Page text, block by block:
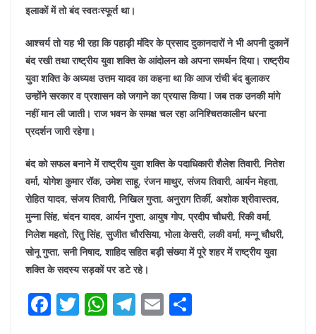
इलाकों में तो बंद स्वतःस्फूर्त था।
आश्चर्य तो यह भी रहा कि पहाड़ी मंदिर के प्रसाद दुकानदारों ने भी अपनी दुकानें
बंद रखी तथा राष्ट्रीय युवा शक्ति के आंदोलन को अपना समर्थन दिया।राष्ट्रीय
युवा शक्ति के अध्यक्ष उत्तम यादव का कहना था कि आज रांची बंद बुलाकर
उन्होंने सरकार व प्रशासन को जगाने का प्रयास किया l जब तक उनकी मांगे
नहीं मान ली जाती। राज भवन के समक्ष चल रहा अनिश्चितकालीन धरना
प्रदर्शन जारी रहेगा।
बंद को सफल बनाने में राष्ट्रीय युवा शक्ति के पदाधिकारी शैलेश तिवारी, नितेश
वर्मा, योगेश कुमार रॉक, उमेश साहू, रंजन माथुर, संजय तिवारी, आर्यन मेहता,
रोहित यादव, संजय तिवारी, निखिल गुप्ता, अनुराग तिर्की, अशोक श्रीवास्तव,
मुन्ना सिंह, चंदन यादव, आर्यन गुप्ता, आयुष गोप, प्रदीप चौधरी, रिकी वर्मा,
निलेश महतो, रितु सिंह, सुजीत चौरसिया, भोला केसरी, लकी वर्मा, मन्नू चौधरी,
सोनू गुप्ता, सनी निषाद, शाहिद सहित बड़ी संख्या में पूरे शहर में राष्ट्रीय युवा
शक्ति के सदस्य सड़कों पर डटे रहे।
F T W T E